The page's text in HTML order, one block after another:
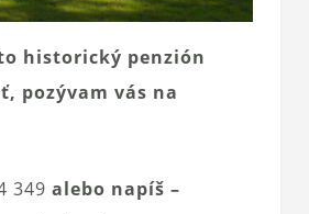
historický penzión
pozývam vás na
349 alebo napíš –